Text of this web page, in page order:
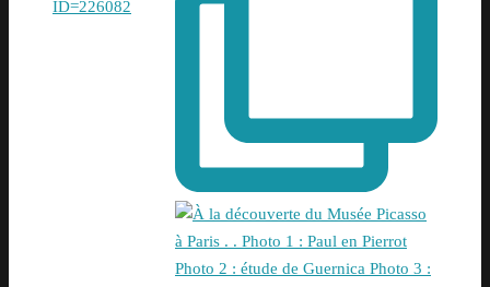
ID=226082